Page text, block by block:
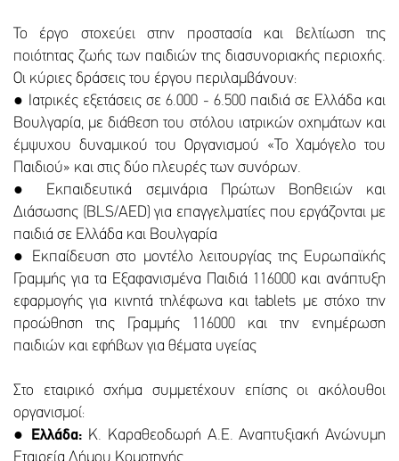
Το έργο στοχεύει στην προστασία και βελτίωση της
ποιότητας ζωής των παιδιών της διασυνοριακής περιοχής.
Οι κύριες δράσεις του έργου περιλαμβάνουν:
● Ιατρικές εξετάσεις σε 6.000 - 6.500 παιδιά σε Ελλάδα και
Βουλγαρία, με διάθεση του στόλου ιατρικών οχημάτων και
έμψυχου δυναμικού του Οργανισμού «Το Χαμόγελο του
Παιδιού» και στις δύο πλευρές των συνόρων.
● Εκπαιδευτικά σεμινάρια Πρώτων Βοηθειών και
Διάσωσης (BLS/AED) για επαγγελματίες που εργάζονται με
παιδιά σε Ελλάδα και Βουλγαρία
● Εκπαίδευση στο μοντέλο λειτουργίας της Ευρωπαϊκής
Γραμμής για τα Εξαφανισμένα Παιδιά 116000 και ανάπτυξη
εφαρμογής για κινητά τηλέφωνα και tablets με στόχο την
προώθηση της Γραμμής 116000 και την ενημέρωση
παιδιών και εφήβων για θέματα υγείας
Στο εταιρικό σχήμα συμμετέχουν επίσης οι ακόλουθοι
οργανισμοί:
● Ελλάδα: Κ. Καραθεοδωρή Α.Ε. Αναπτυξιακή Ανώνυμη